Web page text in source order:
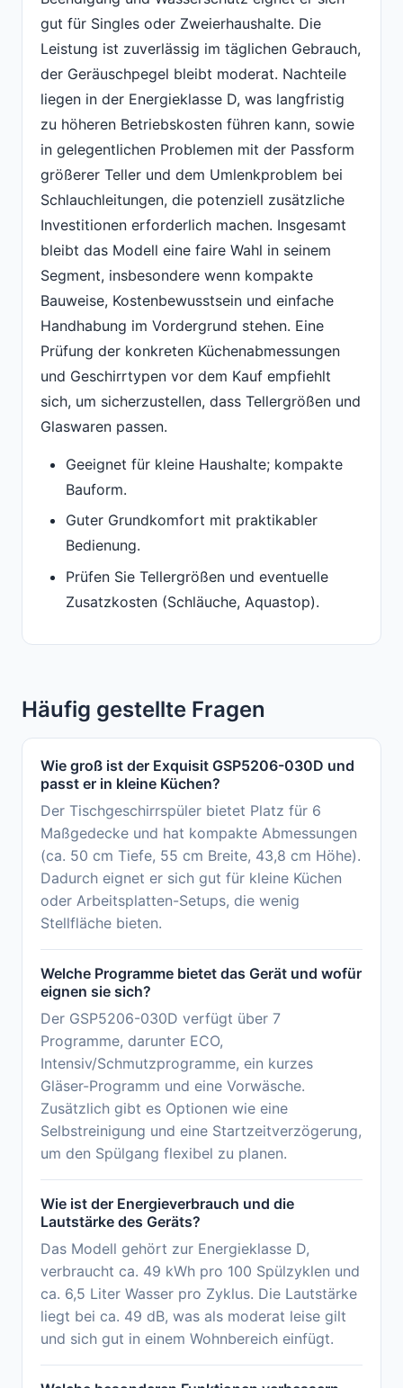
gut für Singles oder Zweierhaushalte. Die
Leistung ist zuverlässig im täglichen Gebrauch,
der Geräuschpegel bleibt moderat. Nachteile
liegen in der Energieklasse D, was langfristig
zu höheren Betriebskosten führen kann, sowie
in gelegentlichen Problemen mit der Passform
größerer Teller und dem Umlenkproblem bei
Schlauchleitungen, die potenziell zusätzliche
Investitionen erforderlich machen. Insgesamt
bleibt das Modell eine faire Wahl in seinem
Segment, insbesondere wenn kompakte
Bauweise, Kostenbewusstsein und einfache
Handhabung im Vordergrund stehen. Eine
Prüfung der konkreten Küchenabmessungen
und Geschirrtypen vor dem Kauf empfiehlt
sich, um sicherzustellen, dass Tellergrößen und
Glaswaren passen.
Geeignet für kleine Haushalte; kompakte
Bauform.
Guter Grundkomfort mit praktikabler
Bedienung.
Prüfen Sie Tellergrößen und eventuelle
Zusatzkosten (Schläuche, Aquastop).
Häufig gestellte Fragen
Wie groß ist der Exquisit GSP5206-030D und
passt er in kleine Küchen?
Der Tischgeschirrspüler bietet Platz für 6
Maßgedecke und hat kompakte Abmessungen
(ca. 50 cm Tiefe, 55 cm Breite, 43,8 cm Höhe).
Dadurch eignet er sich gut für kleine Küchen
oder Arbeitsplatten-Setups, die wenig
Stellfläche bieten.
Welche Programme bietet das Gerät und wofür
eignen sie sich?
Der GSP5206-030D verfügt über 7
Programme, darunter ECO,
Intensiv/Schmutzprogramme, ein kurzes
Gläser-Programm und eine Vorwäsche.
Zusätzlich gibt es Optionen wie eine
Selbstreinigung und eine Startzeitverzögerung,
um den Spülgang flexibel zu planen.
Wie ist der Energieverbrauch und die
Lautstärke des Geräts?
Das Modell gehört zur Energieklasse D,
verbraucht ca. 49 kWh pro 100 Spülzyklen und
ca. 6,5 Liter Wasser pro Zyklus. Die Lautstärke
liegt bei ca. 49 dB, was als moderat leise gilt
und sich gut in einem Wohnbereich einfügt.